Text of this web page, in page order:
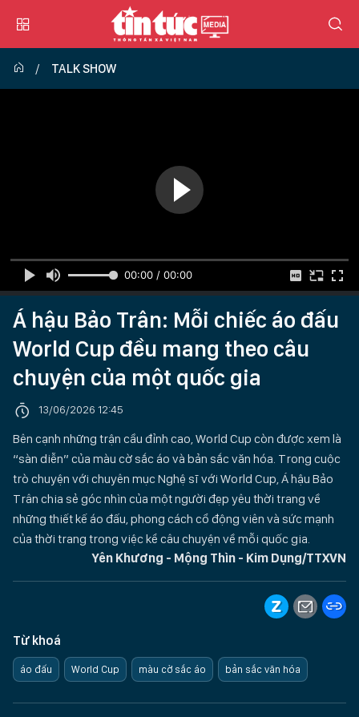
TALK SHOW
00:00 / 00:00
Á hậu Bảo Trân: Mỗi chiếc áo đấu
World Cup đều mang theo câu
chuyện của một quốc gia
13/06/2026 12:45
Bên cạnh những trận cầu đỉnh cao, World Cup còn được xem là
“sàn diễn” của màu cờ sắc áo và bản sắc văn hóa. Trong cuộc
trò chuyện với chuyên mục Nghệ sĩ với World Cup, Á hậu Bảo
Trân chia sẻ góc nhìn của một người đẹp yêu thời trang về
những thiết kế áo đấu, phong cách cổ động viên và sức mạnh
của thời trang trong việc kể câu chuyện về mỗi quốc gia.
Yên Khương - Mộng Thìn - Kim Dụng/TTXVN
Từ khoá
áo đấu World Cup màu cờ sắc áo bản sắc văn hóa